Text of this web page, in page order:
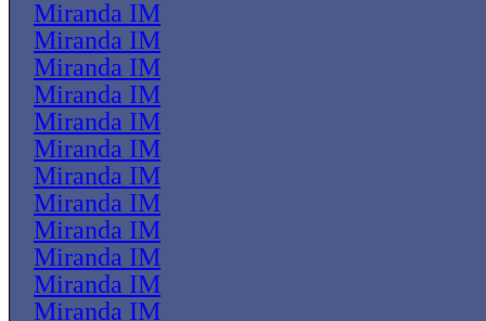
Miranda IM
Miranda IM
Miranda IM
Miranda IM
Miranda IM
Miranda IM
Miranda IM
Miranda IM
Miranda IM
Miranda IM
Miranda IM
Miranda IM